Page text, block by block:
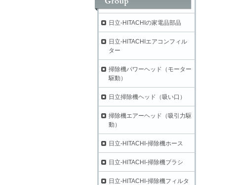
日立-HITACHIの家電品部品
日立-HITACHIエアコンフィル
ター
掃除機パワーヘッド（モーター
駆動）
日立掃除機ヘッド（吸い口）
掃除機エアーヘッド（吸引力駆
動）
日立-HITACHI-掃除機ホース
日立-HITACHI-掃除機ブラシ
日立-HITACHI-掃除機フィルタ